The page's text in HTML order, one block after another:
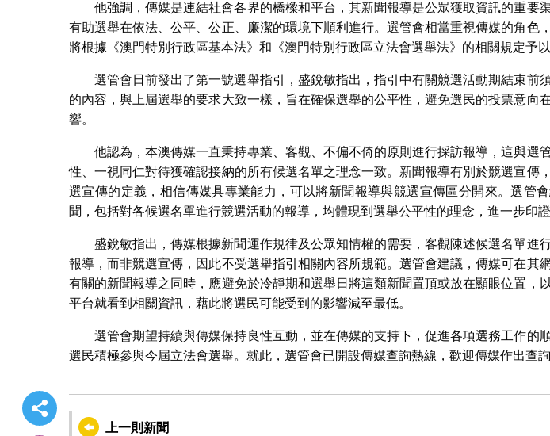
他強調，傳媒是連結社會各界的橋樑和平台，其新聞報導是公眾獲取資訊的重要
有助選舉在依法、公平、公正、廉潔的環境下順利進行。選管會相當重視傳媒的角色
將根據《澳門特別行政區基本法》和《澳門特別行政區立法會選舉法》的相關規定予以
選管會日前發出了第一號選舉指引，盛銳敏指出，指引中有關競選活動期結束前
的內容，與上屆選舉的要求大致一樣，旨在確保選舉的公平性，避免選民的投票意向
響。
他認為，本澳傳媒一直秉持專業、客觀、不偏不倚的原則進行採訪報導，這與選
性、一視同仁對待獲確認接納的所有候選名單之理念一致。新聞報導有別於競選宣傳
選宣傳的定義，相信傳媒具專業能力，可以將新聞報導與競選宣傳區分開來。選管
聞，包括對各候選名單進行競選活動的報導，均體現到選舉公平性的理念，進一步印證
盛銳敏指出，傳媒根據新聞運作規律及公眾知情權的需要，客觀陳述候選名單進
報導，而非競選宣傳，因此不受選舉指引相關內容所規範。選管會建議，傳媒可在其
有關的新聞報導之同時，應避免於冷靜期和選舉日將這類新聞置頂或放在顯眼位置，
平台就看到相關資訊，藉此將選民可能受到的影響減至最低。
選管會期望持續與傳媒保持良性互動，並在傳媒的支持下，促進各項選務工作的
選民積極參與今屆立法會選舉。就此，選管會已開設傳媒查詢熱線，歡迎傳媒作出查
上一則新聞